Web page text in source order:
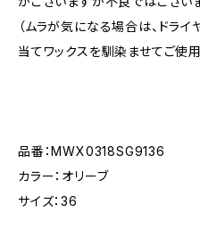
（ムラが気になる場合は、ドラ
当てワックスを馴染ませてご使用
品番：MWX0318SG9136
カラー：オリーブ
サイズ：36